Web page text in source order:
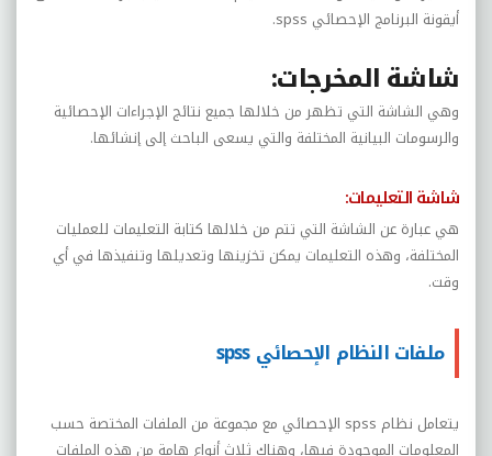
أيقونة البرنامج الإحصائي spss
.
شاشة المخرجات:
وهي الشاشة التي تظهر من خلالها جميع نتائج الإجراءات الإحصائية
والرسومات البيانية المختلفة والتي يسعى الباحث إلى إنشائها.
شاشة التعليمات:
هي عبارة عن الشاشة التي تتم من خلالها كتابة التعليمات للعمليات
المختلفة، وهذه التعليمات يمكن تخزينها وتعديلها وتنفيذها في أي
وقت.
ملفات النظام الإحصائي spss
يتعامل نظام spss الإحصائي مع مجموعة من الملفات المختصة حسب
المعلومات الموجودة فيها، وهناك ثلاث أنواع هامة من هذه الملفات